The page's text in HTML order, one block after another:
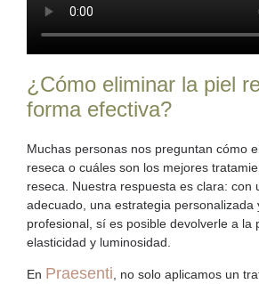
¿Cómo eliminar la piel
forma efectiva?
Muchas personas nos preguntan cómo
reseca o cuáles son los mejores
reseca . Nuestra respuesta es clara: con
adecuado, una estrategia personalizada
profesional, sí es posible devolverle a la
elasticidad y luminosidad.
En Praesenti, no solo aplicamos un